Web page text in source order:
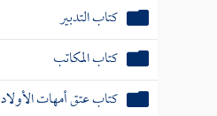
كتاب التدبير
كتاب المكاتب
كتاب عتق أمهات الأولاد